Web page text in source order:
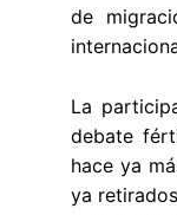
de
La
debate
hace ya
ya